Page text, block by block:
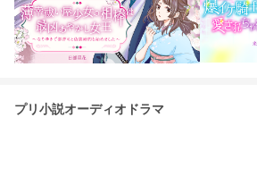
プリ小説オーディオドラマ